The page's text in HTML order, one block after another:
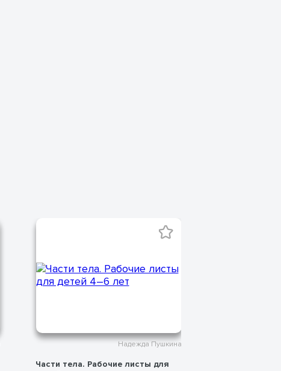
Надежда Пушкина
Части тела. Рабочие листы для